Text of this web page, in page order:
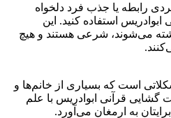
رابطه یا جذب فرد دلخواه
استفاده کنید. این
می‌شوند، شرعی هستند و هیچ
است که بسیاری از خانم‌ها و
گشایی قرآنی ابوادریس با علم
به ارمغان می‌آورد.